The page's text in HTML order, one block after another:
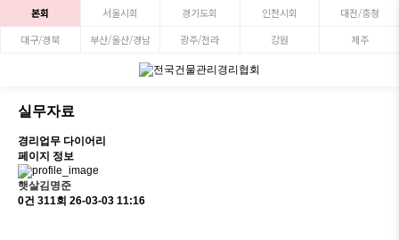
본회 서울시회 경기도회 인천시회
대전/충청
대구/경북
부산/울산/경남 광주/전라 강원 제주
실무자료
경리업무 다이어리
페이지 정보
햇살김명준
0건 311회 26-03-03 11:16